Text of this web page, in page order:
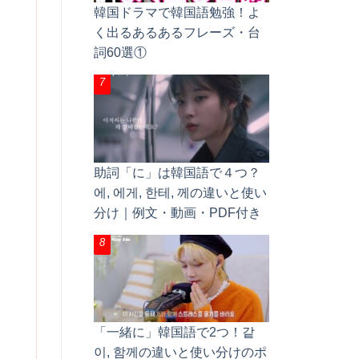
韓国ドラマで韓国語勉強！よ
く出るあるあるフレーズ・台
詞60選①
助詞「に」は韓国語で４つ？
에, 에게, 한테, 께の違いと使い
分け｜例文・動画・PDF付き
「一緒に」韓国語で2つ！같
이, 함께の違いと使い分けのポ